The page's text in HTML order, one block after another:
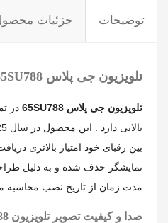
توضیحات جزئیات
تلویزیون جی پلاس 65SU788 ، بهترین ها در یک کالا !
تلویزیون جی پلاس 65SU788
در
بین رقبای خود امتیاز بالاتری
مدت زمان از تاریخ نصب محاسبه میشود . این محصول دارای 1 سال بیمه رایگان و 10 سال خدمات پس از فروش میباشد
صدا و کیفیت تصویر تلویزیون 65SU788 جی پلاس 65 اینچ :